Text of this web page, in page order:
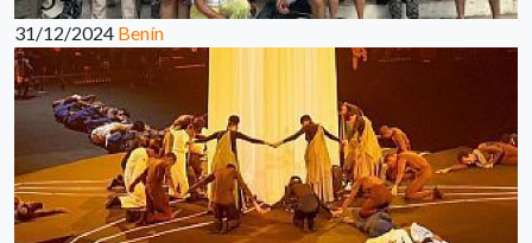
31/12/2024 Benín